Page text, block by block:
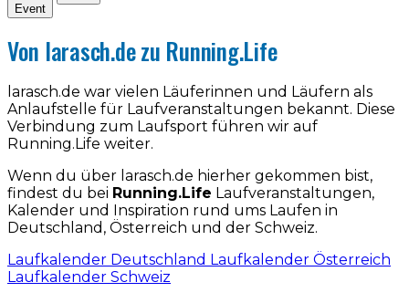
Event
Von larasch.de zu Running.Life
larasch.de war vielen Läuferinnen und Läufern als
Anlaufstelle für Laufveranstaltungen bekannt. Diese
Verbindung zum Laufsport führen wir auf
Running.Life weiter.
Wenn du über larasch.de hierher gekommen bist,
findest du bei Running.Life Laufveranstaltungen,
Kalender und Inspiration rund ums Laufen in
Deutschland, Österreich und der Schweiz.
Laufkalender Deutschland Laufkalender Österreich
Laufkalender Schweiz